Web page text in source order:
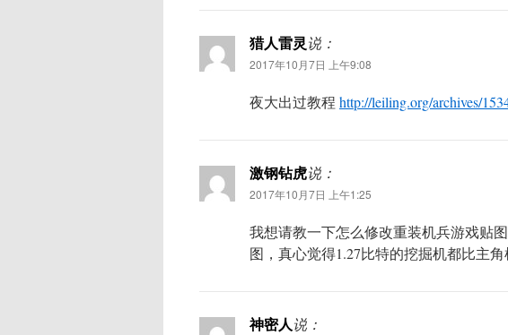
猎人雷灵说：
2017年10月7日 上午9:08
夜大出过教程 http://leiling.org/archives/
激钢钻虎说：
2017年10月7日 上午1:25
我想请教一下怎么修改重装机兵游戏贴
图，真心觉得1.27比特的挖掘机都比主
神密人说：